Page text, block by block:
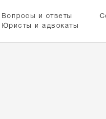
Вопросы и ответы
Юристы и адвокаты